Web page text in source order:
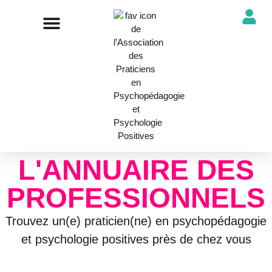
L'ANNUAIRE DES
PROFESSIONNELS
Trouvez un(e) praticien(ne) en psychopédagogie
et psychologie positives près de chez vous